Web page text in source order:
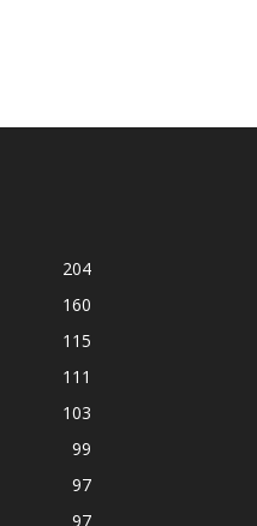
204
160
115
111
103
99
97
97